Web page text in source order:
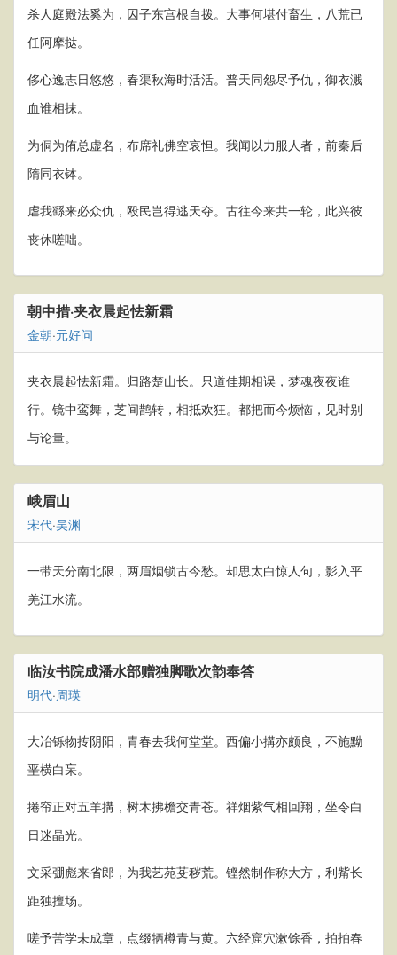
杀人庭殿法奚为，囚子东宫根自拨。大事何堪付畜生，八荒已
任阿摩挞。
侈心逸志日悠悠，春渠秋海时活活。普天同怨尽予仇，御衣溅
血谁相抹。
为侗为侑总虚名，布席礼佛空哀怛。我闻以力服人者，前秦后
隋同衣钵。
虐我繇来必众仇，殴民岂得逃天夺。古往今来共一轮，此兴彼
丧休嗟咄。
朝中措·夹衣晨起怯新霜
金朝·元好问
夹衣晨起怯新霜。归路楚山长。只道佳期相误，梦魂夜夜谁
行。镜中鸾舞，芝间鹊转，相抵欢狂。都把而今烦恼，见时别
与论量。
峨眉山
宋代·吴渊
一带天分南北限，两眉烟锁古今愁。却思太白惊人句，影入平
羌江水流。
临汝书院成潘水部赠独脚歌次韵奉答
明代·周瑛
大冶铄物抟阴阳，青春去我何堂堂。西偏小搆亦颇良，不施黝
垩横白杗。
捲帘正对五羊搆，树木拂檐交青苍。祥烟紫气相回翔，坐令白
日迷晶光。
文采弸彪来省郎，为我艺苑芟秽荒。铿然制作称大方，利觜长
距独擅场。
嗟予苦学未成章，点缀牺樽青与黄。六经窟穴漱馀香，拍拍春